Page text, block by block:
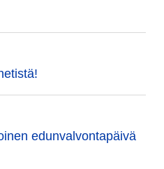
edunvalvontapäivä